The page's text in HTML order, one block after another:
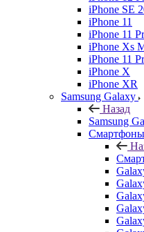
iPhone SE
iPhone 11
iPhone 11
iPhone Xs
iPhone 11
iPhone X
iPhone XR
Samsung Galaxy
Назад
Samsung
Смартфоны